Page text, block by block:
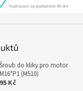
Šroub do kliky pro motor
M16*P1 (M510)
95 Kč